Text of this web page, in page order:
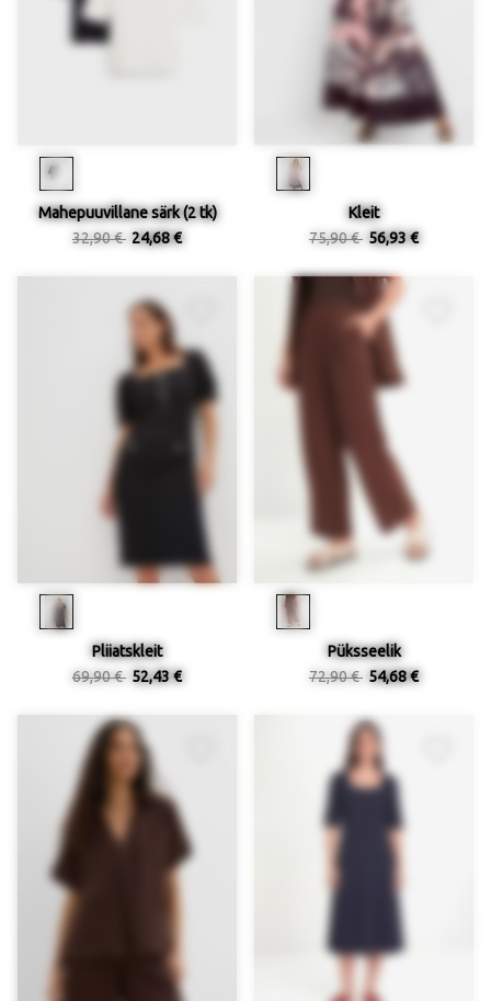
Mahepuuvillane särk (2 tk)
32,90 € 24,68 €
Kleit
75,90 € 56,93 €
Pliiatskleit
69,90 € 52,43 €
Püksseelik
72,90 € 54,68 €